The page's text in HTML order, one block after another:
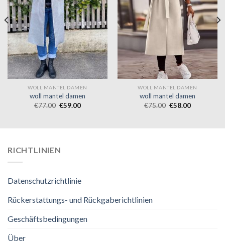
WOLL MANTEL DAMEN
woll mantel damen
€77.00 €59.00
WOLL MANTEL DAMEN
woll mantel damen
€75.00 €58.00
RICHTLINIEN
Datenschutzrichtlinie
Rückerstattungs- und Rückgaberichtlinien
Geschäftsbedingungen
Über